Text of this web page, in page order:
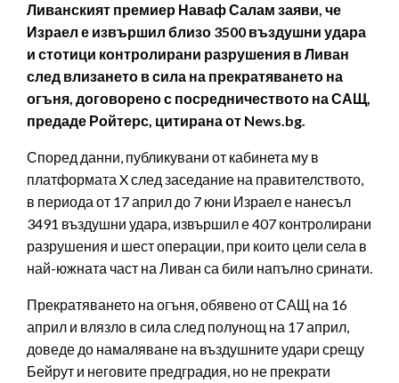
Ливанският премиер Наваф Салам заяви, че
Израел е извършил близо 3500 въздушни удара
и стотици контролирани разрушения в Ливан
след влизането в сила на прекратяването на
огъня, договорено с посредничеството на САЩ,
предаде Ройтерс, цитирана от News.bg.
Според данни, публикувани от кабинета му в
платформата X след заседание на правителството,
в периода от 17 април до 7 юни Израел е нанесъл
3491 въздушни удара, извършил е 407 контролирани
разрушения и шест операции, при които цели села в
най-южната част на Ливан са били напълно сринати.
Прекратяването на огъня, обявено от САЩ на 16
април и влязло в сила след полунощ на 17 април,
доведе до намаляване на въздушните удари срещу
Бейрут и неговите предградия, но не прекрати